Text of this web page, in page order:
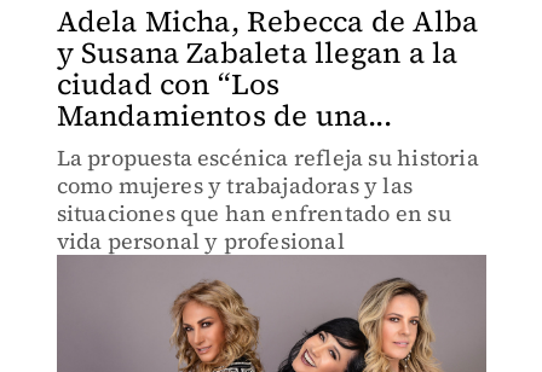
Adela Micha, Rebecca de Alba
y Susana Zabaleta llegan a la
ciudad con “Los
Mandamientos de una...
La propuesta escénica refleja su historia
como mujeres y trabajadoras y las
situaciones que han enfrentado en su
vida personal y profesional